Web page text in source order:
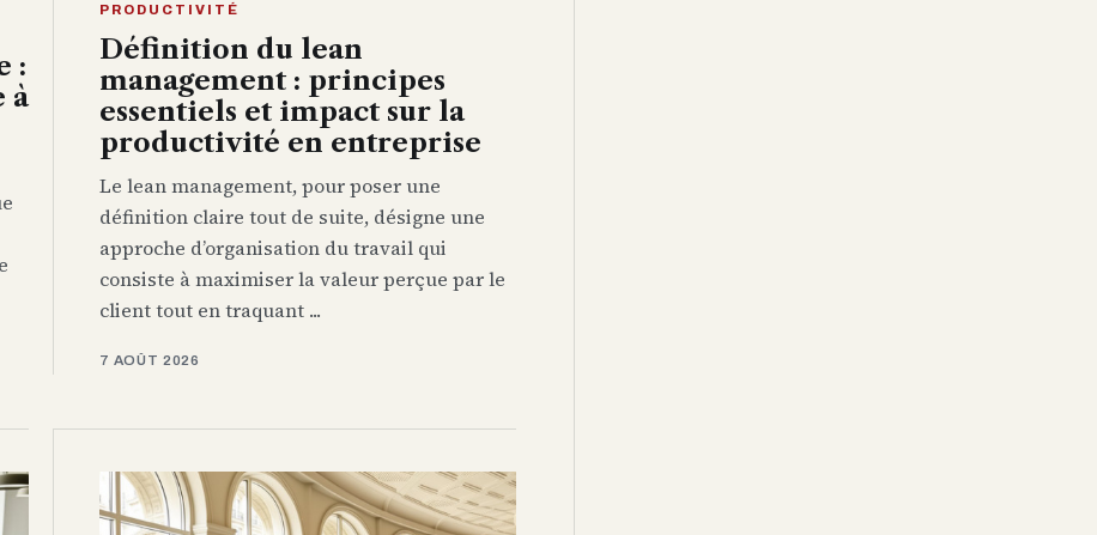
:
à
PRODUCTIVITÉ
Définition du lean
management : principes
essentiels et impact sur la
productivité en entreprise
Le lean management, pour poser une
définition claire tout de suite, désigne une
approche d’organisation du travail qui
consiste à maximiser la valeur perçue par le
client tout en traquant ...
7 AOÛT 2026